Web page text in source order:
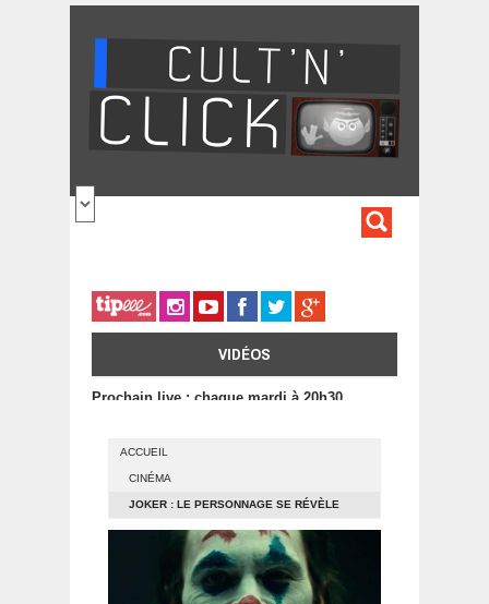
VIDÉOS
Prochain live : chaque mardi à 20h30
ACCUEIL
CINÉMA
JOKER : LE PERSONNAGE SE RÉVÈLE